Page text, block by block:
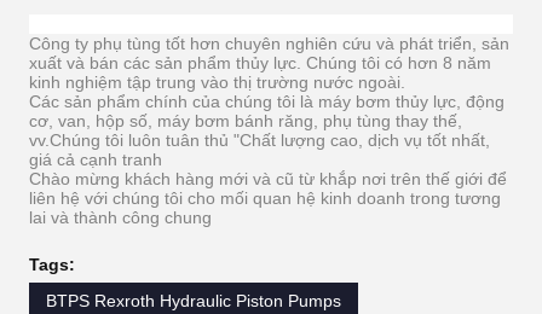
Công ty phụ tùng tốt hơn chuyên nghiên cứu và phát triển, sản
xuất và bán các sản phẩm thủy lực. Chúng tôi có hơn 8 năm
kinh nghiệm tập trung vào thị trường nước ngoài.
Các sản phẩm chính của chúng tôi là máy bơm thủy lực, động
cơ, van, hộp số, máy bơm bánh răng, phụ tùng thay thế,
vv.Chúng tôi luôn tuân thủ "Chất lượng cao, dịch vụ tốt nhất,
giá cả cạnh tranh
Chào mừng khách hàng mới và cũ từ khắp nơi trên thế giới để
liên hệ với chúng tôi cho mối quan hệ kinh doanh trong tương
lai và thành công chung
Tags:
BTPS Rexroth Hydraulic Piston Pumps